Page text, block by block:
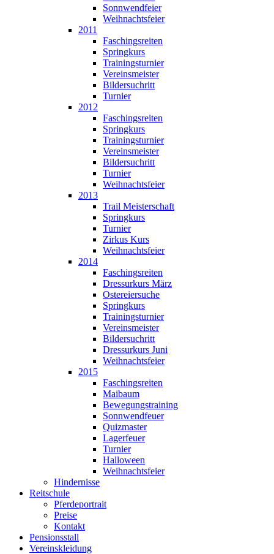
Sonnwendfeier
Weihnachtsfeier
2011
Faschingsreiten
Springkurs
Trainingsturnier
Vereinsmeister
Bildersuchritt
Turnier
2012
Faschingsreiten
Springkurs
Trainingsturnier
Vereinsmeister
Bildersuchritt
Turnier
Weihnachtsfeier
2013
Trail Meisterschaft
Springkurs
Turnier
Zirkus Kurs
Weihnachtsfeier
2014
Faschingsreiten
Dressurkurs März
Ostereiersuche
Springkurs
Trainingsturnier
Vereinsmeister
Bildersuchritt
Dressurkurs Juni
Weihnachtsfeier
2015
Faschingsreiten
Maibaum
Bewegungstraining
Sonnwendfeuer
Quizmaster
Lagerfeuer
Turnier
Halloween
Weihnachtsfeier
Hindernisse
Reitschule
Pferdeportrait
Preise
Kontakt
Pensionsstall
Vereinskleidung